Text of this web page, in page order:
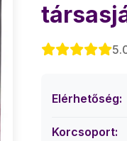
Elérhetőség:
Korcsoport: